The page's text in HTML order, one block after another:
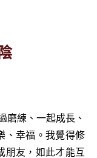
練、一起成長、
、幸福。我覺得修
朋友，如此才能互